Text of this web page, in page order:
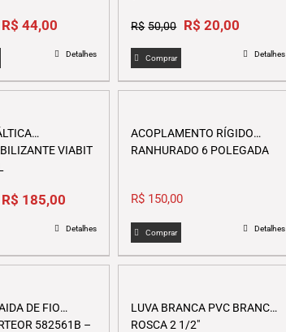
be
the
product
be
the
product
Original
R$110,00.
R$ 44,00
is:
R$44,00.
has
variants.
The
be
the
product
Detalhes
R$ 50,00
Original
R$50,00.
R$ 20,00
is:
R$20,00.
Comprar Detalhes
VIABIT
Original
R$239,00.
R$ 185,00
is:
R$185,00.
Detalhes
ACOPLAMENTO RÍGIDO
RANHURADO 6 POLEGADA
R$ 150,00
Comprar Detalhes
DE FIO
582561B –
LUVA BRANCA PVC BRANCO
ROSCA 2 1/2″